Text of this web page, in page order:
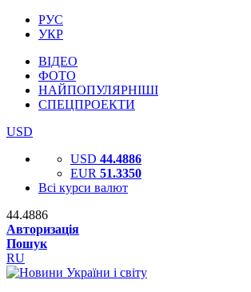
РУС
УКР
ВІДЕО
ФОТО
НАЙПОПУЛЯРНІШІ
СПЕЦПРОЕКТИ
USD
USD 44.4886
EUR 51.3350
Всі курси валют
44.4886
Авторизація
Пошук
RU